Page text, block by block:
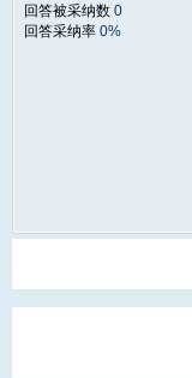
回答被采纳数 0
回答采纳率 0%